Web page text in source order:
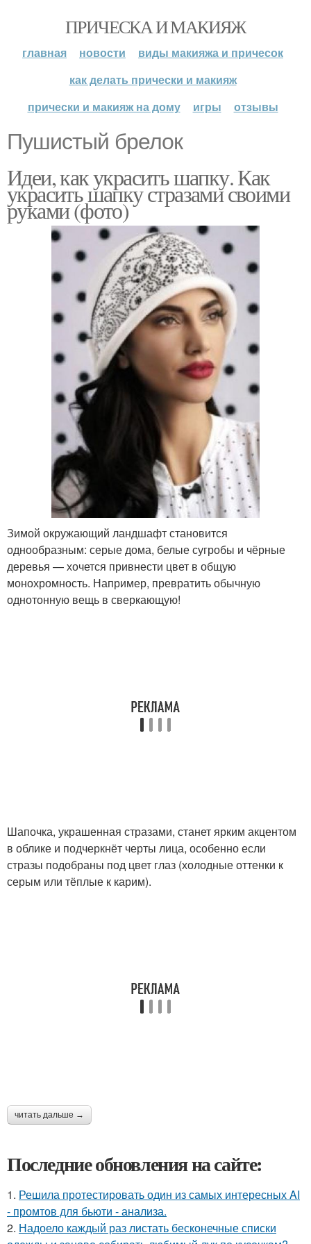
ПРИЧЕСКА И МАКИЯЖ
главная новости
виды макияжа и причесок
как делать прически и макияж
прически и макияж на дому
игры отзывы
Пушистый брелок
Идеи, как украсить шапку. Как
украсить шапку стразами своими
руками (фото)
Зимой окружающий ландшафт становится
однообразным: серые дома, белые сугробы и чёрные
деревья — хочется привнести цвет в общую
монохромность. Например, превратить обычную
однотонную вещь в сверкающую!
Шапочка, украшенная стразами, станет ярким акцентом
в облике и подчеркнёт черты лица, особенно если
стразы подобраны под цвет глаз (холодные оттенки к
серым или тёплые к карим).
читать дальше →
Последние обновления на сайте:
1. Решила протестировать один из самых интересных AI
- промтов для бьюти - анализа.
2. Надоело каждый раз листать бесконечные списки